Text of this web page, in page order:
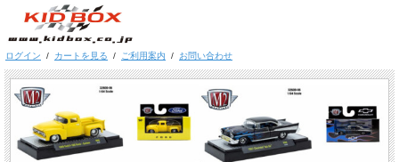
ログイン / カートを見る / ご利用案内 / お問い合わせ